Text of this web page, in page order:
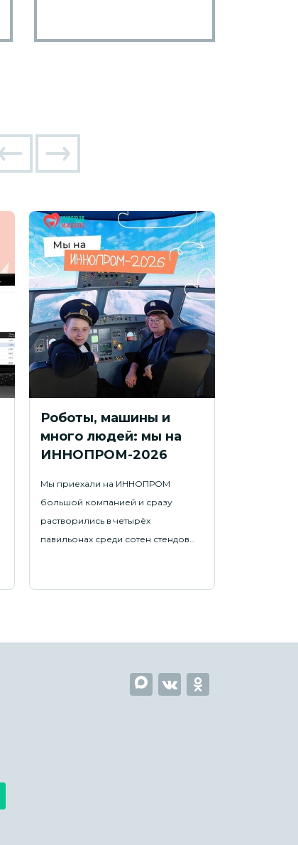
Роботы, машины и
много людей: мы на
ИННОПРОМ-2026
Мы приехали на ИННОПРОМ
большой компанией и сразу
растворились в четырёх
павильонах среди сотен стендов…